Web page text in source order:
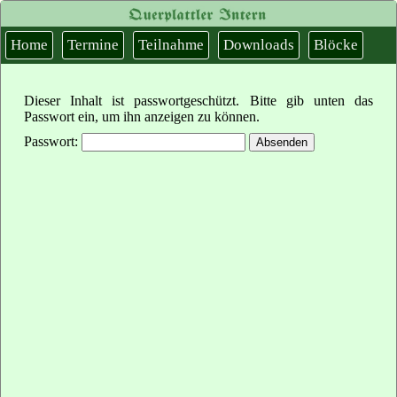
Home Termine Teilnahme Downloads Blöcke
Dieser Inhalt ist passwortgeschützt. Bitte gib unten das
Passwort ein, um ihn anzeigen zu können.
Passwort: